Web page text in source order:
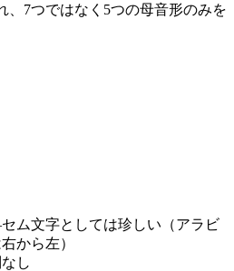
、7つではなく5つの母音形のみを
ム文字としては珍しい（アラビ
から左）
なし